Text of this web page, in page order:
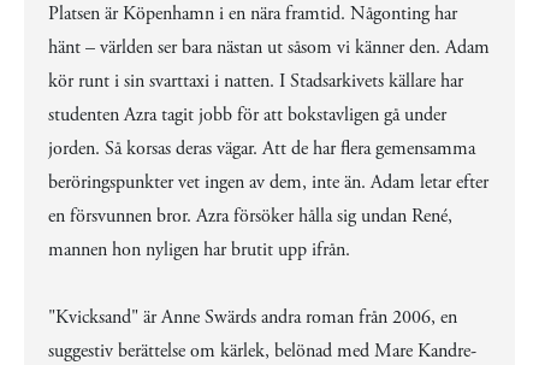
Platsen är Köpenhamn i en nära framtid. Någonting har
hänt – världen ser bara nästan ut såsom vi känner den. Adam
kör runt i sin svarttaxi i natten. I Stadsarkivets källare har
studenten Azra tagit jobb för att bokstavligen gå under
jorden. Så korsas deras vägar. Att de har flera gemensamma
beröringspunkter vet ingen av dem, inte än. Adam letar efter
en försvunnen bror. Azra försöker hålla sig undan René,
mannen hon nyligen har brutit upp ifrån.
"Kvicksand" är Anne Swärds andra roman från 2006, en
suggestiv berättelse om kärlek, belönad med Mare Kandre-